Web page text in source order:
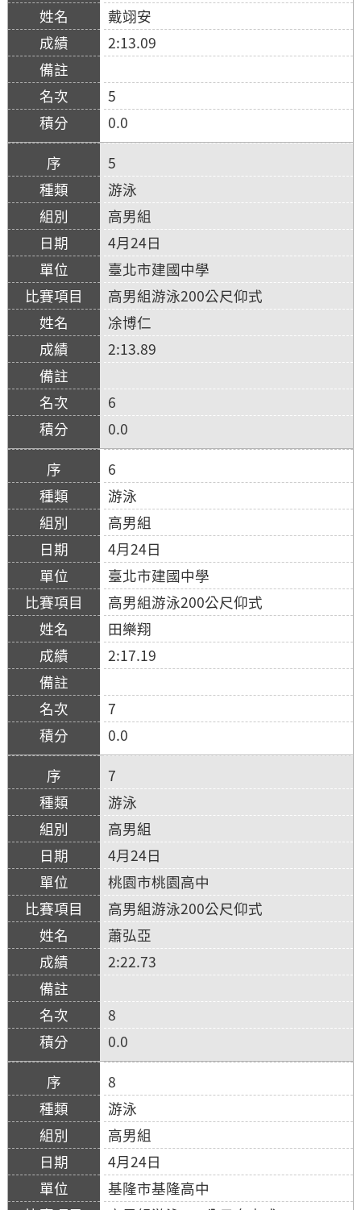
戴翊安
2:13.09
5
0.0
5
游泳
高男組
4月24日
臺北市建國中學
高男組游泳200公尺仰式
凃博仁
2:13.89
6
0.0
6
游泳
高男組
4月24日
臺北市建國中學
高男組游泳200公尺仰式
田樂翔
2:17.19
7
0.0
7
游泳
高男組
4月24日
桃園市桃園高中
高男組游泳200公尺仰式
蕭弘亞
2:22.73
8
0.0
8
游泳
高男組
4月24日
基隆市基隆高中